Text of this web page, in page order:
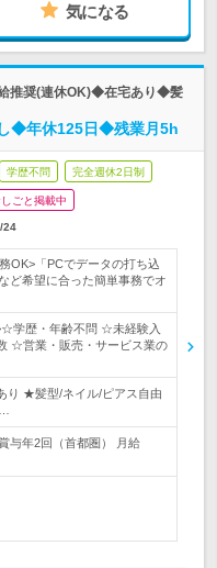
気になる
推奨(連休OK)◆在宅あり◆髪
◆年休125日◆残業月5h
学歴不問 完全週休2日制
ごと掲載中
24
OK>「PCでデータの打ち込
ど希望に合った簡単事務でオ
学歴・年齢不問 ☆未経験入
☆営業・販売・サービス業の
り ★髪型/ネイル/ピアス自由
与年2回（首都圏） 月給